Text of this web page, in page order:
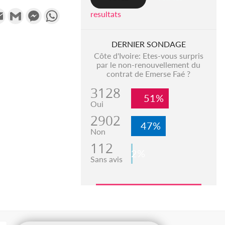
Email Gmail MessengerWhatsAppresultats
DERNIER SONDAGE
Côte d'Ivoire: Etes-vous surpris
par le non-renouvellement du
contrat de Emerse Faé ?
3128
Oui 51%
2902
Non 47%
112
Sans avis 2%